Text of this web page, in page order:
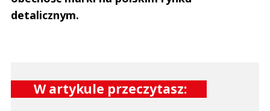
detalicznym.
W artykule przeczytasz: